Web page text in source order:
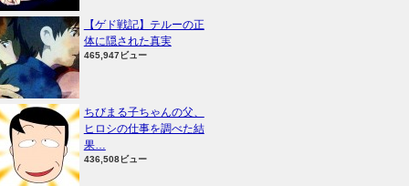
【ゲド戦記】テルーの正
体に隠された真実
465,947ビュー
ちびまる子ちゃんの父、
ヒロシの仕事を調べた結
果…
436,508ビュー